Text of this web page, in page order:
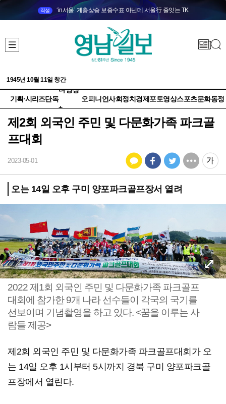
직설 ‘in서울’ 계층상승 보증수표 아닌데 서울行 줄잇는 TK
1945년 10월 11일 창간
기획·시리즈단독
다양성
+
오피니언사회정치 경제 포토영상스포츠문화동정
제2회 외국인 주민 및 다문화가족 파크골
프대회
2023-05-01
오는 14일 오후 구미 양포파크골프장서 열려
2022 제1회 외국인 주민 및 다문화가족 파크골프
대회에 참가한 9개 나라 선수들이 각국의 국기를
선보이며 기념촬영을 하고 있다. <꿈을 이루는 사
람들 제공>
제2회 외국인 주민 및 다문화가족 파크골프대회가 오
는 14일 오후 1시부터 5시까지 경북 구미 양포파크골
프장에서 열린다.